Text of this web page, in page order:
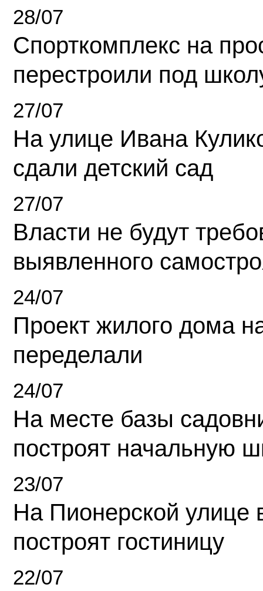
28/07
Спорткомплекс на
перестроили под
27/07
На улице Ивана
сдали детский сад
27/07
Власти не будут
выявленного
24/07
Проект жилого дома
переделали
24/07
На месте базы
построят начальную
23/07
На Пионерской улице
построят гостиницу
22/07